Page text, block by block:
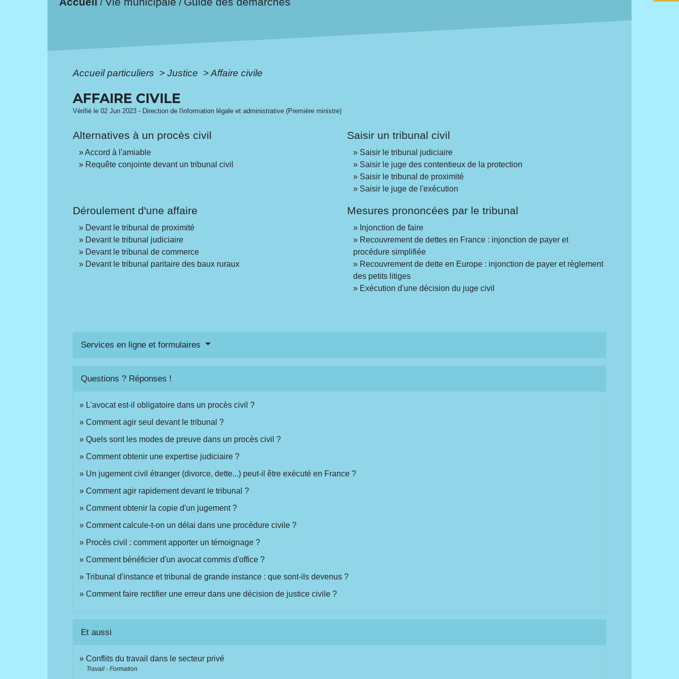
/ /
Accueil particuliers > Justice >Affaire civile
AFFAIRE CIVILE
Vérifié le 02 Jun 2023 - Direction de l'information légale et administrative (Première ministre)
Alternatives à un procès civil
Accord à l'amiable
Requête conjointe devant un tribunal civil
Saisir un tribunal civil
Saisir le tribunal judiciaire
Saisir le juge des contentieux de la protection
Saisir le tribunal de proximité
Saisir le juge de l'exécution
Déroulement d'une affaire
Devant le tribunal de proximité
Devant le tribunal judiciaire
Devant le tribunal de commerce
Devant le tribunal paritaire des baux ruraux
Mesures prononcées par le tribunal
Injonction de faire
Recouvrement de dettes en France : injonction de payer et
procédure simplifiée
Recouvrement de dette en Europe : injonction de payer et règlement
des petits litiges
Exécution d'une décision du juge civil
Services en ligne et formulaires
Questions ? Réponses !
L'avocat est-il obligatoire dans un procès civil ?
Comment agir seul devant le tribunal ?
Quels sont les modes de preuve dans un procès civil ?
Comment obtenir une expertise judiciaire ?
Un jugement civil étranger (divorce, dette...) peut-il être exécuté en France ?
Comment agir rapidement devant le tribunal ?
Comment obtenir la copie d'un jugement ?
Comment calcule-t-on un délai dans une procédure civile ?
Procès civil : comment apporter un témoignage ?
Comment bénéficier d'un avocat commis d'office ?
Tribunal d'instance et tribunal de grande instance : que sont-ils devenus ?
Comment faire rectifier une erreur dans une décision de justice civile ?
Et aussi
Conflits du travail dans le secteur privé
Travail - Formation